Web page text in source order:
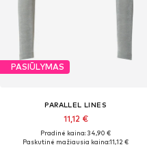
PASIŪLYMAS
PARALLEL LINES
11,12 €
Pradinė kaina: 34,90 €
Paskutinė mažiausia kaina:11,12 €